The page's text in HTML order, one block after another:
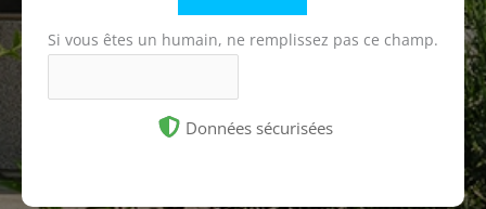
Si vous êtes un humain, ne remplissez pas ce champ.
Données sécurisées